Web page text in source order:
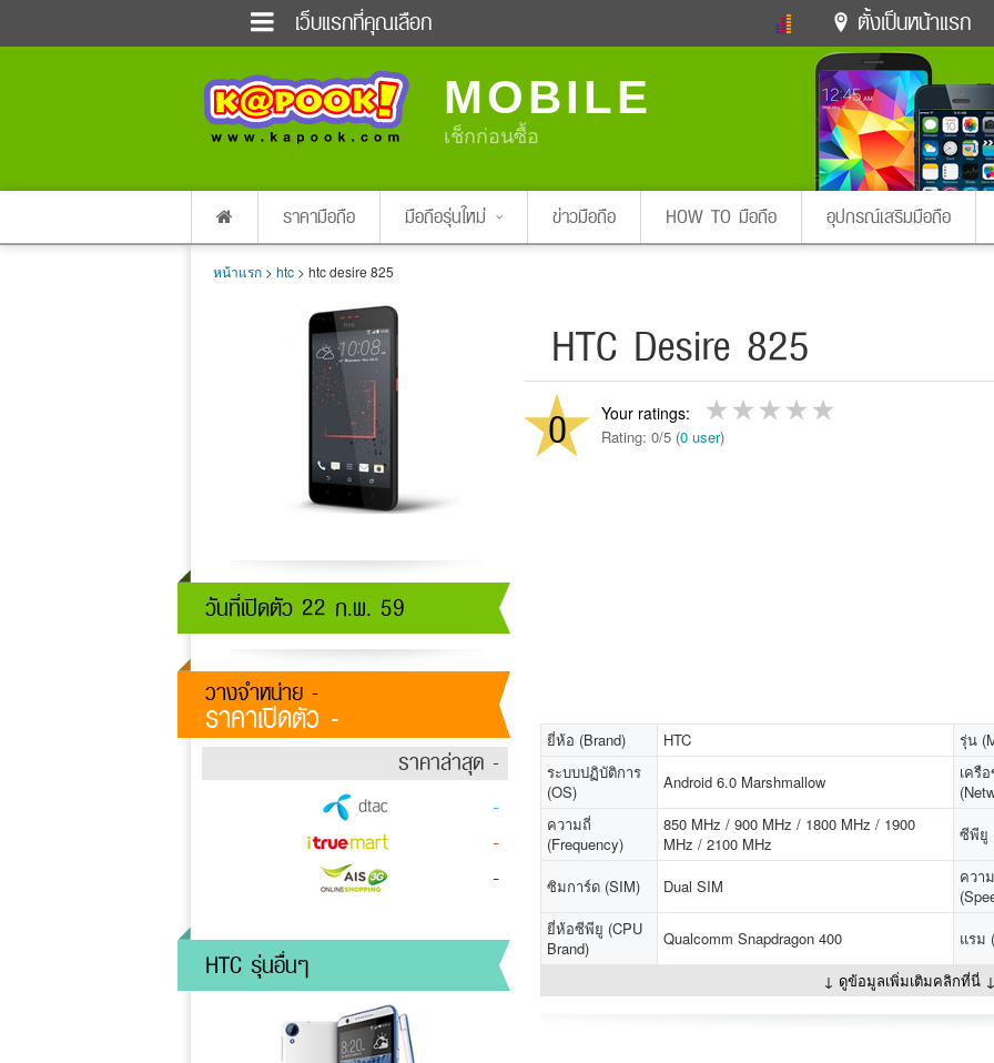
เว็บแรกที่คุณเลือก ตั้งเป็นหน้าแรก
ละคร
ฟังวิทยุออนไลน์
เกม หมากรุกไทย
Glitter
แต่งงาน
แม่และเด็ก ดูดวง
สุขภาพ
กลอน
dictionary
เช็คความเร็วเน็ต iPhone Facebook Twitter
MOBILE
เช็กก่อนซื้อ
ราคามือถือ มือถือรุ่นใหม่ ข่าวมือถือ HOW TO มือถือ อุปกรณ์เสริมมือถือ
หน้าแรก > htc > htc desire 825
HTC Desire 825
0 Rating: 0/5 (0 user)
ยี่ห้อ (Brand) HTC
รุ่น
ระบบปฏิบัติการ
(OS)
Android 6.0 Marshmallow
เครื
ความถี่
(Frequency)
850 MHz / 900 MHz / 1800 MHz / 1900
MHz / 2100 MHz
ซีพียู
ซิมการ์ด (SIM) Dual SIM
ควา
ยี่ห้อซีพียู (CPU
Brand)
Qualcomm Snapdragon 400
แรม
↓ ดูข้อมูลเพิ่มเติมคลิกที่นี่
วันที่เปิดตัว 22 ก.พ. 59
วางจำหน่าย -
ราคาเปิดตัว -
ราคาล่าสุด -
-
-
-
HTC รุ่นอื่นๆ